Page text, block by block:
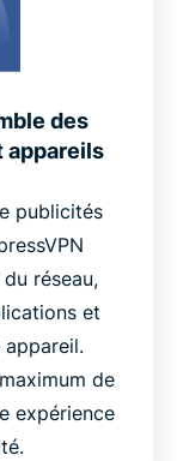
des
appareils
publicités
réseau,
et
de
expérience